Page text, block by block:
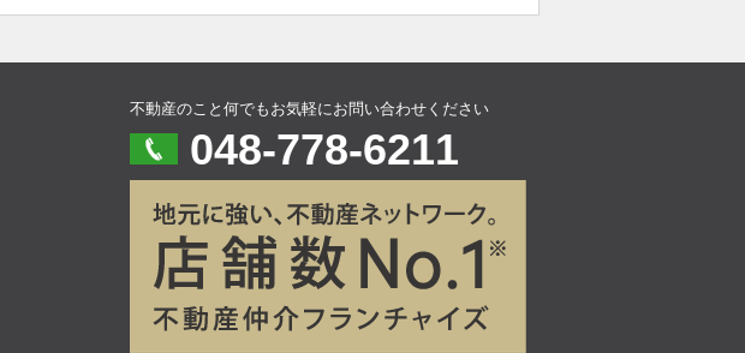
不動産のこと何でもお気軽にお問い合わせください
048-778-6211